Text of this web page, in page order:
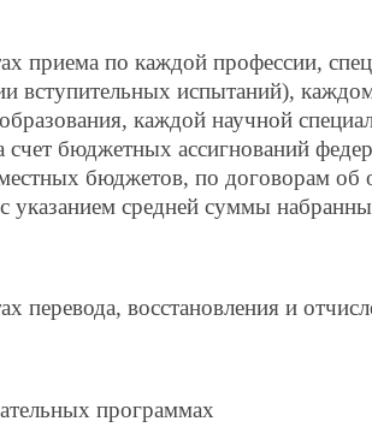
приема по каждой профессии,
вступительных испытаний),
каждой научной
счет бюджетных ассигнований
бюджетов, по договорам об
указанием средней суммы
перевода, восстановления и
программах